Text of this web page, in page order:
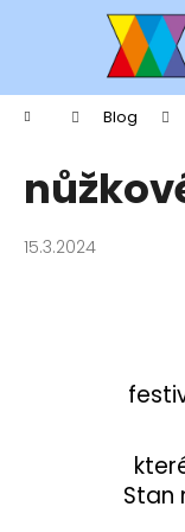
Domů Blog
15.3.2024
Stan
í
Zpět
do
obchodu
Zpět
do
obchoduCo